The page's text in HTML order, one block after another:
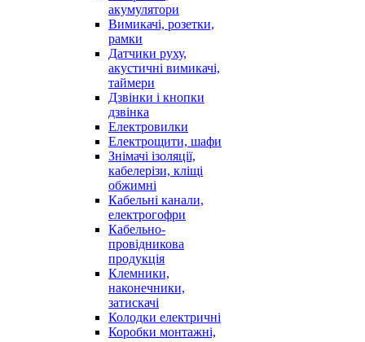
акумулятори
Вимикачі, розетки,
рамки
Датчики руху,
акустичні вимикачі,
таймери
Дзвінки і кнопки
дзвінка
Електровилки
Електрощити, шафи
Знімачі ізоляції,
кабелерізи, кліщі
обжимні
Кабельні канали,
електрогофри
Кабельно-
провідникова
продукція
Клемники,
наконечники,
затискачі
Колодки електричні
Коробки монтажні,